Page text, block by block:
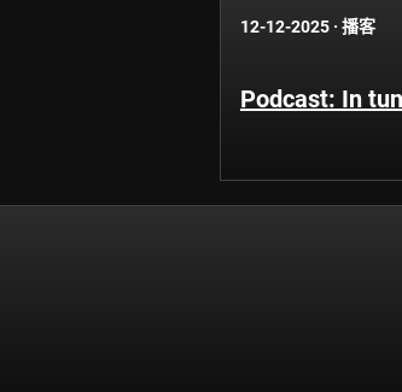
12-12-2025 · 播客
Podcast: In